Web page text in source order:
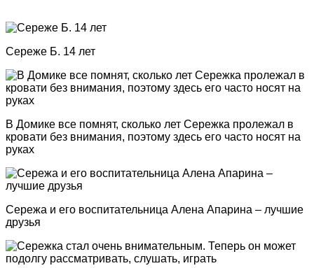
Сереже Б. 14 лет
В Домике все помнят, сколько лет Сережка пролежал в
кровати без внимания, поэтому здесь его часто носят на
руках
Сережа и его воспитательница Алена Апарина – лучшие
друзья